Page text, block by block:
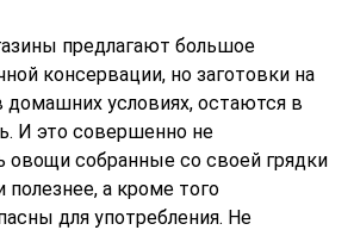
предлагают большое
консервации, но заготовки на
домашних условиях, остаются в
И это совершенно не
овощи собранные со своей грядки
полезнее, а кроме того
для употребления. Не